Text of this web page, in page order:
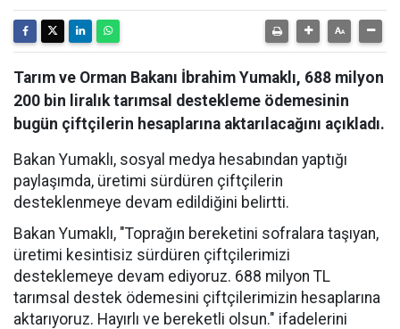
Tarım ve Orman Bakanı İbrahim Yumaklı, 688 milyon
200 bin liralık tarımsal destekleme ödemesinin
bugün çiftçilerin hesaplarına aktarılacağını açıkladı.
Bakan Yumaklı, sosyal medya hesabından yaptığı
paylaşımda, üretimi sürdüren çiftçilerin
desteklenmeye devam edildiğini belirtti.
Bakan Yumaklı, "Toprağın bereketini sofralara taşıyan,
üretimi kesintisiz sürdüren çiftçilerimizi
desteklemeye devam ediyoruz. 688 milyon TL
tarımsal destek ödemesini çiftçilerimizin hesaplarına
aktarıyoruz. Hayırlı ve bereketli olsun." ifadelerini